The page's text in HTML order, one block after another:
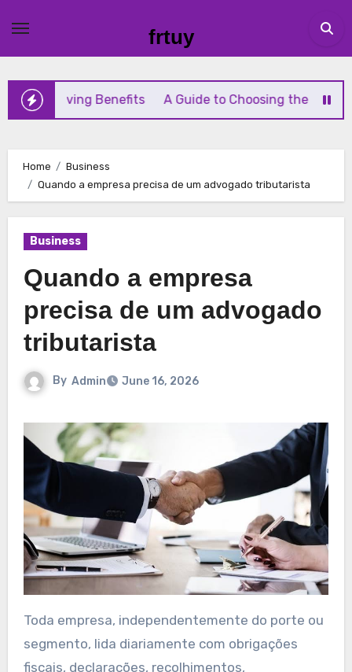
content
frtuy
Saving Benefits A Guide to Choosing the Right
Home
Business
Quando a empresa precisa de um advogado tributarista
Business
Quando a empresa
precisa de um advogado
tributarista
By Admin June 16, 2026
Toda empresa, independentemente do porte ou
segmento, lida diariamente com obrigações
fiscais, declarações, recolhimentos,